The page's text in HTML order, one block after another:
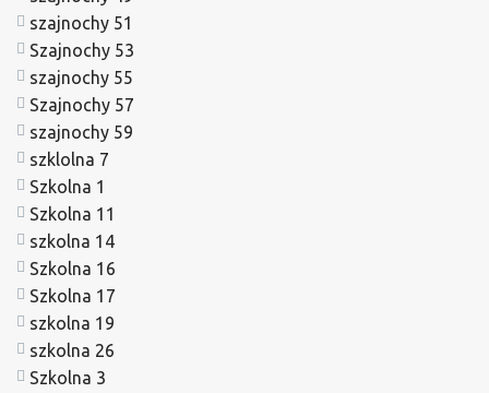
szajnochy 51
Szajnochy 53
szajnochy 55
Szajnochy 57
szajnochy 59
szklolna 7
Szkolna 1
Szkolna 11
szkolna 14
Szkolna 16
Szkolna 17
szkolna 19
szkolna 26
Szkolna 3